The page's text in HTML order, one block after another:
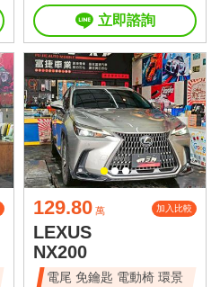
立即諮詢
129.80 萬 加入比較
LEXUS
NX200
電尾 免鑰匙 電動椅 環景